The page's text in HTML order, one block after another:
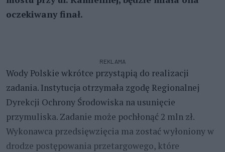
oczekiwany finał.
REKLAMA
Wody Polskie wkrótce przystąpią do realizacji
zadania. Instytucja otrzymała zgodę Regionalnej
Dyrekcji Ochrony Środowiska na usunięcie
przymuliska. Zadanie może pochłonąć 2 mln zł.
Wykonawca przedsięwzięcia ma zostać wyłoniony w
drodze postępowania przetargowego, które